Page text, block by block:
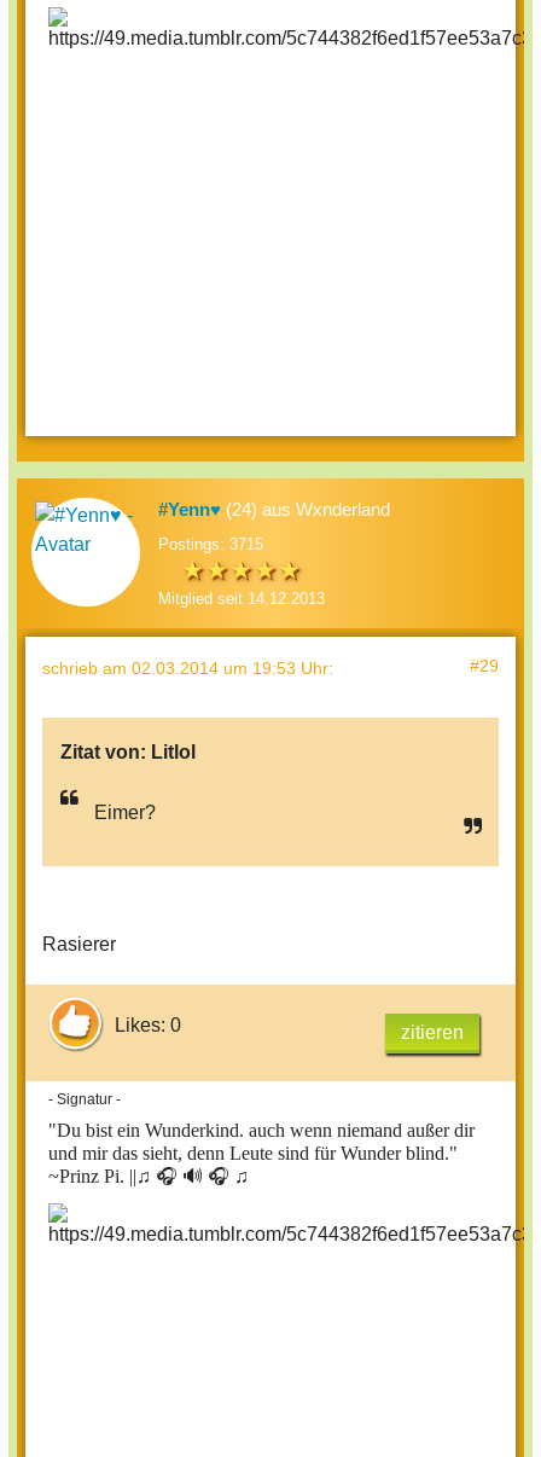
#Yenn♥ (24) aus Wxnderland
Postings: 3715
Mitglied seit 14.12.2013
schrieb am 02.03.2014 um 19:53 Uhr: #29
Zitat von: Litlol
Eimer?
Rasierer
Likes: 0 zitieren
- Signatur -
"Du bist ein Wunderkind. auch wenn niemand außer dir
und mir das sieht, denn Leute sind für Wunder blind."
~Prinz Pi. ||♫ 🎧 🔊 🎧 ♫